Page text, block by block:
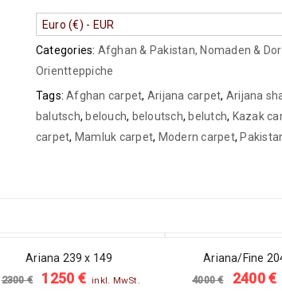
Euro (€) - EUR
Categories: Afghan & Pakistan,Nomaden &
Orientteppiche
Tags: Afghan carpet, Arijana carpet, Arijana
balutsch,belouch, beloutsch,belutch, Kazak
carpet, Mamluk carpet, Modern carpet,
Ariana 239 x 149
2300€ 1250 € inkl. MwSt.
Ariana/Fine
4000€ 2400€